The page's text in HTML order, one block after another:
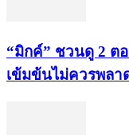
“มิกค์” ชวนดู 2 ต
เข้มข้นไม่ควรพลา